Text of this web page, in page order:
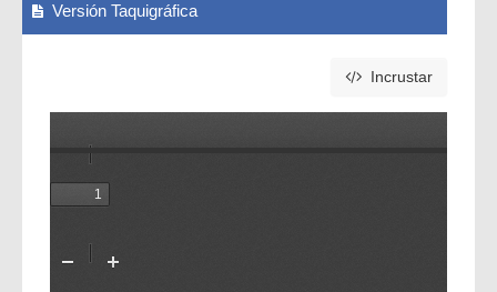
Versión Taquigráfica
Incrustar